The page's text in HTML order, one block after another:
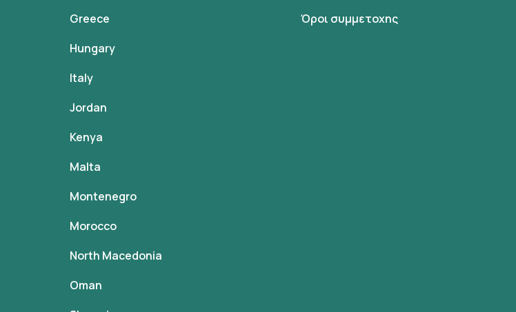
Greece
Hungary
Italy
Jordan
Kenya
Malta
Montenegro
Morocco
North Macedonia
Oman
Όροι συμμετοχης